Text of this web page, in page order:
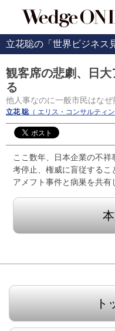
立花聡の「世界ビジネス
観客席の悲劇、日
る
他人事なのに一般市民はなぜ
立花 聡 （ エリス・コンサルティ
ここ数年、日本企業の不
考停止、権威に盲従する
アメフト事件と病巣を共有
ト